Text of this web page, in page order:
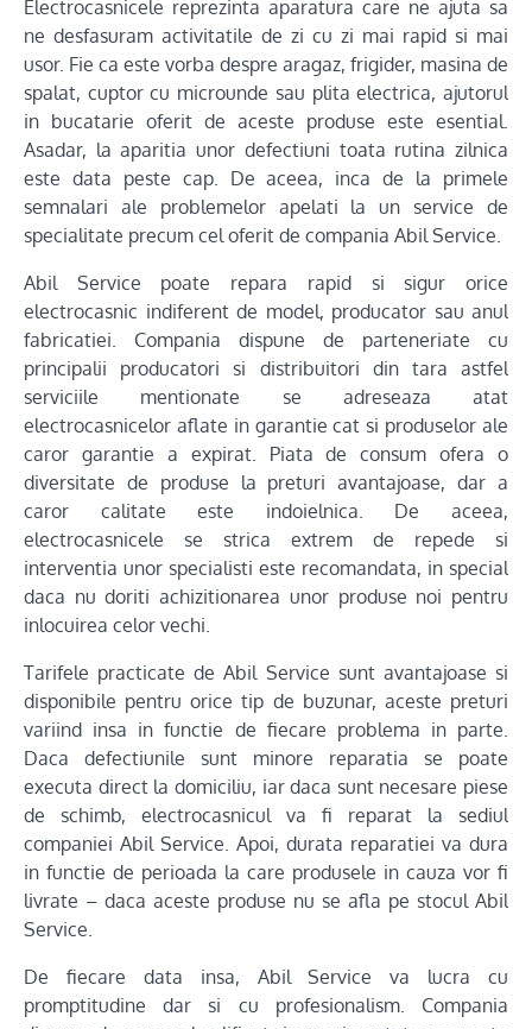
Electrocasnicele reprezinta aparatura care ne ajuta sa
ne desfasuram activitatile de zi cu zi mai rapid si mai
usor. Fie ca este vorba despre aragaz, frigider, masina de
spalat, cuptor cu microunde sau plita electrica, ajutorul
in bucatarie oferit de aceste produse este esential.
Asadar, la aparitia unor defectiuni toata rutina zilnica
este data peste cap. De aceea, inca de la primele
semnalari ale problemelor apelati la un service de
specialitate precum cel oferit de compania Abil Service.
Abil Service poate repara rapid si sigur orice
electrocasnic indiferent de model, producator sau anul
fabricatiei. Compania dispune de parteneriate cu
principalii producatori si distribuitori din tara astfel
serviciile mentionate se adreseaza atat
electrocasnicelor aflate in garantie cat si produselor ale
caror garantie a expirat. Piata de consum ofera o
diversitate de produse la preturi avantajoase, dar a
caror calitate este indoielnica. De aceea,
electrocasnicele se strica extrem de repede si
interventia unor specialisti este recomandata, in special
daca nu doriti achizitionarea unor produse noi pentru
inlocuirea celor vechi.
Tarifele practicate de Abil Service sunt avantajoase si
disponibile pentru orice tip de buzunar, aceste preturi
variind insa in functie de fiecare problema in parte.
Daca defectiunile sunt minore reparatia se poate
executa direct la domiciliu, iar daca sunt necesare piese
de schimb, electrocasnicul va fi reparat la sediul
companiei Abil Service. Apoi, durata reparatiei va dura
in functie de perioada la care produsele in cauza vor fi
livrate – daca aceste produse nu se afla pe stocul Abil
Service.
De fiecare data insa, Abil Service va lucra cu
promptitudine dar si cu profesionalism. Compania